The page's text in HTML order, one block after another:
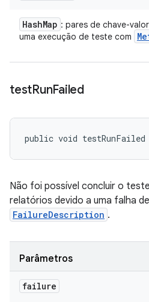
HashMap : pares de chave-
uma execução de teste com
testRunFailed
public void
Não foi possível concluir o
relatórios devido a uma falha
FailureDescription .
Parâmetros
failure